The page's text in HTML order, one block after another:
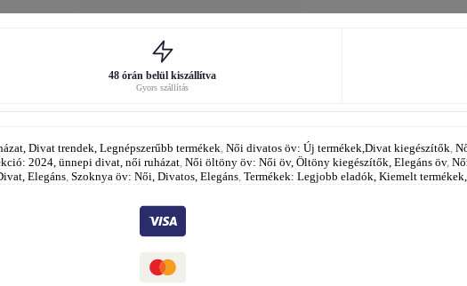
48 órán belül kiszállítva
Gyors szállítás
Divat trendek, Legnépszerűbb termékek Női divatos öv: Új termékek,Divat kiegészítők
2024, ünnepi divat, női ruházat Női öltöny öv: Női öv, Öltöny kiegészítők, Elegáns öv,
Elegáns Szoknya öv: Női, Divatos, Elegáns Termékek: Legjobb eladók, Kiemelt